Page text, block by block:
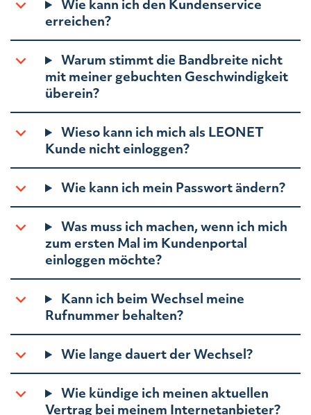
Wie kann ich den Kundenservice
erreichen?
Warum stimmt die Bandbreite nicht
mit meiner gebuchten Geschwindigkeit
überein?
Wieso kann ich mich als LEONET
Kunde nicht einloggen?
Wie kann ich mein Passwort ändern?
Was muss ich machen, wenn ich mich
zum ersten Mal im Kundenportal
einloggen möchte?
Kann ich beim Wechsel meine
Rufnummer behalten?
Wie lange dauert der Wechsel?
Wie kündige ich meinen aktuellen
Vertrag bei meinem Internetanbieter?